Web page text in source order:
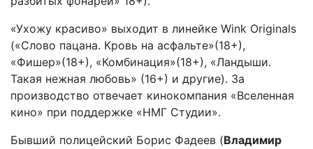
«Ухожу красиво» выходит в линейке Wink Originals
(«‎Слово пацана. Кровь на асфальте»(18+)‎,
«Фишер»(18+), «Комбинация»(18+), «Ландыши.
Такая нежная любовь» (16+) и другие). За
производство отвечает кинокомпания «Вселенная
кино» при поддержке «НМГ Студии».
Бывший полицейский Борис Фадеев (Владимир